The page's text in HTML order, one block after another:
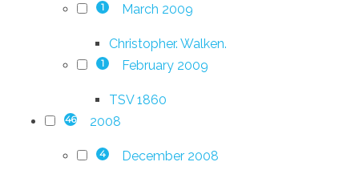
1 March 2009
Christopher. Walken.
1 February 2009
TSV 1860
46 2008
4 December 2008